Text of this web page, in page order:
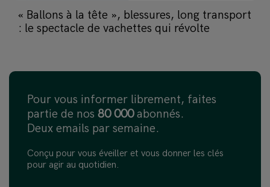
« Ballons à la tête », blessures, long transport
: le spectacle de vachettes qui révolte
Pour vous informer librement, faites
partie de nos 80 000abonnés.
Deux emails par semaine.
Conçu pour vous éveiller et vous donner les clés
pour agir au quotidien.